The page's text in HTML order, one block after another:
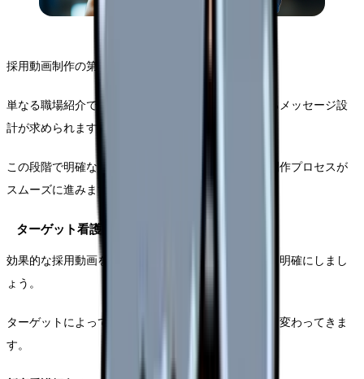
採用動画制作の第一歩は、戦略的な内容設計です。
単なる職場紹介ではなく、応募者の感情に訴えかけるメッセージ設
計が求められます。
この段階で明確な方向性を定めることで、その後の制作プロセスが
スムーズに進みます。
ターゲット看護師の明確化
効果的な採用動画を作るためには、まずターゲットを明確にしまし
ょう。
ターゲットによって訴求ポイントや表現方法が大きく変わってきま
す。